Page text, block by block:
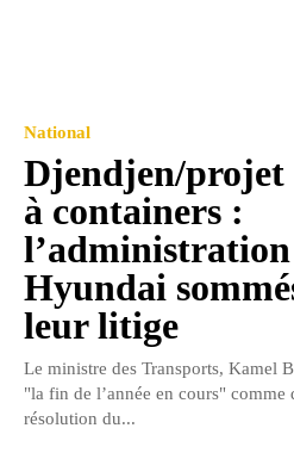
National
Djendjen/
à containers :
Hyundai
leur litige
Le ministre des Transports, Kamel
"la fin de l’année en cours"
résolution du...